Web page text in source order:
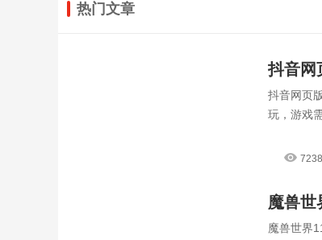
热门文章
抖音网
抖音网页
玩，游戏
7238
魔兽世
魔兽世界